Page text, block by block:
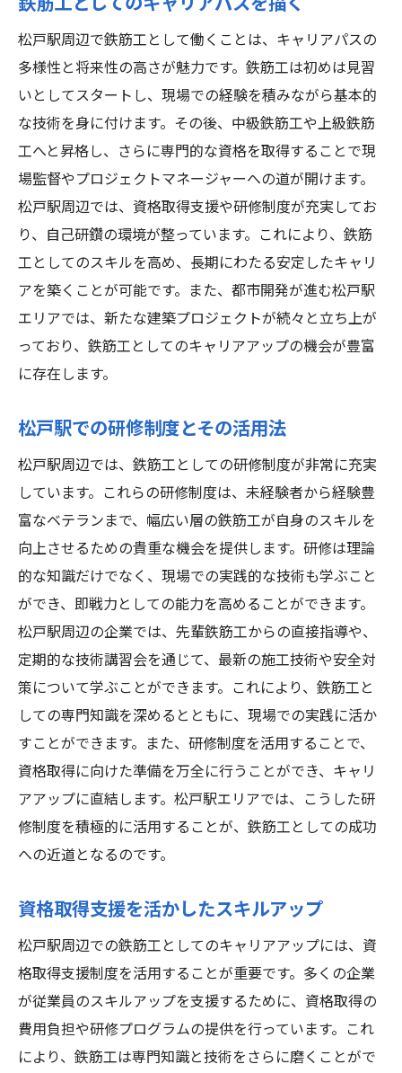
松戸駅周辺で鉄筋工として働くことは、キャリアパスの
多様性と将来性の高さが魅力です。鉄筋工は初めは見習
いとしてスタートし、現場での経験を積みながら基本的
な技術を身に付けます。その後、中級鉄筋工や上級鉄筋
工へと昇格し、さらに専門的な資格を取得することで現
場監督やプロジェクトマネージャーへの道が開けます。
松戸駅周辺では、資格取得支援や研修制度が充実してお
り、自己研鑽の環境が整っています。これにより、鉄筋
工としてのスキルを高め、長期にわたる安定したキャリ
アを築くことが可能です。また、都市開発が進む松戸駅
エリアでは、新たな建築プロジェクトが続々と立ち上が
っており、鉄筋工としてのキャリアアップの機会が豊富
に存在します。
松戸駅での研修制度とその活用法
松戸駅周辺では、鉄筋工としての研修制度が非常に充実
しています。これらの研修制度は、未経験者から経験豊
富なベテランまで、幅広い層の鉄筋工が自身のスキルを
向上させるための貴重な機会を提供します。研修は理論
的な知識だけでなく、現場での実践的な技術も学ぶこと
ができ、即戦力としての能力を高めることができます。
松戸駅周辺の企業では、先輩鉄筋工からの直接指導や、
定期的な技術講習会を通じて、最新の施工技術や安全対
策について学ぶことができます。これにより、鉄筋工と
しての専門知識を深めるとともに、現場での実践に活か
すことができます。また、研修制度を活用することで、
資格取得に向けた準備を万全に行うことができ、キャリ
アアップに直結します。松戸駅エリアでは、こうした研
修制度を積極的に活用することが、鉄筋工としての成功
への近道となるのです。
資格取得支援を活かしたスキルアップ
松戸駅周辺での鉄筋工としてのキャリアアップには、資
格取得支援制度を活用することが重要です。多くの企業
が従業員のスキルアップを支援するために、資格取得の
費用負担や研修プログラムの提供を行っています。これ
により、鉄筋工は専門知識と技術をさらに磨くことがで